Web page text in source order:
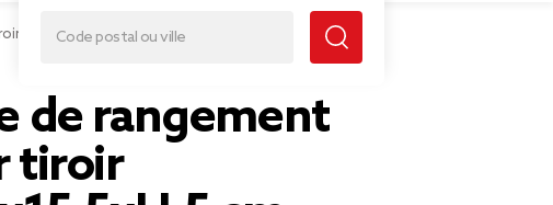
22,5x15,5xH.5 cm
de rangement
tiroir